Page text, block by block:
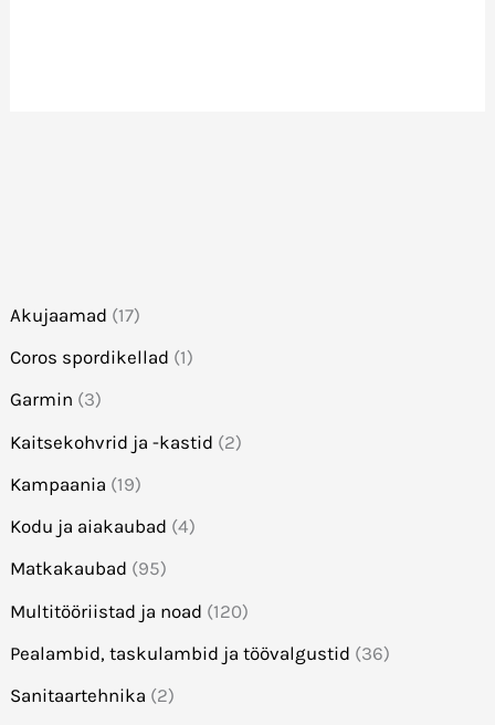
Akujaamad (17)
Coros spordikellad (1)
Garmin (3)
Kaitsekohvrid ja -kastid (2)
Kampaania (19)
Kodu ja aiakaubad (4)
Matkakaubad (95)
Multitööriistad ja noad (120)
Pealambid, taskulambid ja töövalgustid (36)
Sanitaartehnika (2)